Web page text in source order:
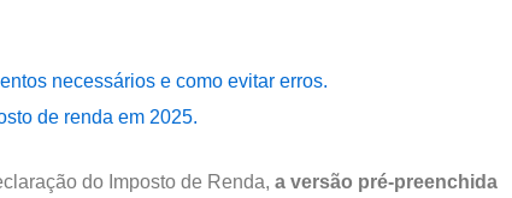
necessários e como evitar erros.
de renda em 2025.
do Imposto de Renda, a versão pré-preenchida